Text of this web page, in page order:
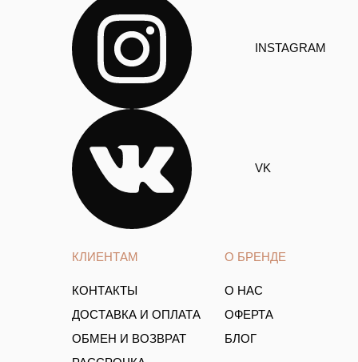
КЛИЕНТАМ
КОНТАКТЫ
ДОСТАВКА И ОПЛАТА
ОБМЕН И ВОЗВРАТ
О БРЕНДЕ
О НАС
ОФЕРТА
БЛОГ
INSTAGRAM
VK